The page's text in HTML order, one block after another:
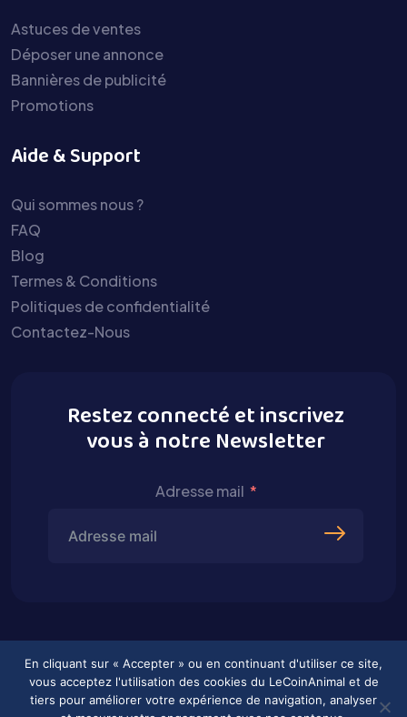
Astuces de ventes
Déposer une annonce
Bannières de publicité
Promotions
Aide & Support
Qui sommes nous ?
FAQ
Blog
Termes & Conditions
Politiques de confidentialité
Contactez-Nous
Restez connecté et inscrivez
vous à notre Newsletter
Adresse mail
En cliquant sur « Accepter » ou en continuant d'utiliser ce site,
vous acceptez l'utilisation des cookies du LeCoinAnimal et de
tiers pour améliorer votre expérience de navigation, analyser